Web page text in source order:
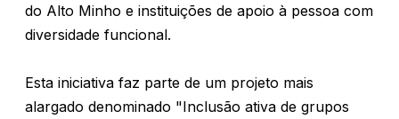
do Alto Minho e instituições de apoio à pessoa com
diversidade funcional.
Esta iniciativa faz parte de um projeto mais
alargado denominado "Inclusão ativa de grupos